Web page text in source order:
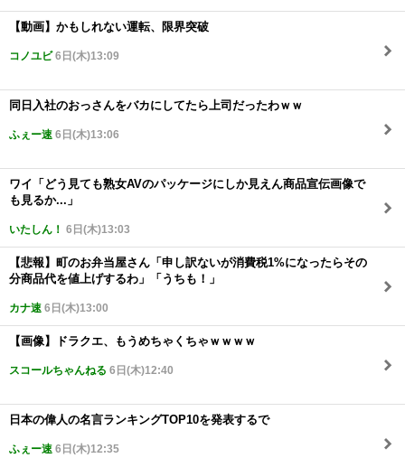
【動画】かもしれない運転、限界突破
コノユビ6日(木)13:09
同日入社のおっさんをバカにしてたら上司だったわｗｗ
ふぇー速 6日(木)13:06
ワイ「どう見ても熟女AVのパッケージにしか見えん商品宣伝画像で
も見るか...」
いたしん！ 6日(木)13:03
【悲報】町のお弁当屋さん「申し訳ないが消費税1%になったらその
分商品代を値上げするわ」「うちも！」
カナ速 6日(木)13:00
【画像】ドラクエ、もうめちゃくちゃｗｗｗｗ
スコールちゃんねる 6日(木)12:40
日本の偉人の名言ランキングTOP10を発表するで
ふぇー速 6日(木)12:35